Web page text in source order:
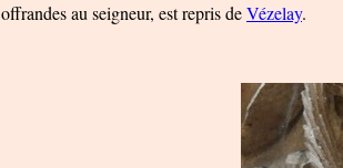
offrandes au seigneur, est repris deVézelay.